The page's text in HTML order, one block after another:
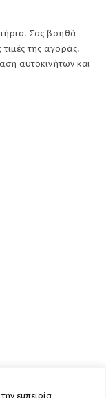
εμπειρία
Σας βοηθά
τιμές της αγοράς.
αυτοκινήτων και